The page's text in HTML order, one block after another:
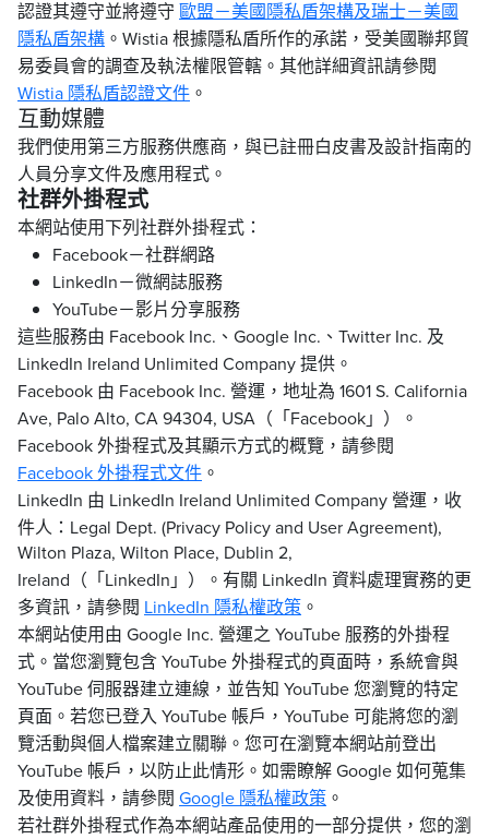
認證其遵守並將遵守 歐盟－美國隱私盾架構及瑞士－美國
隱私盾架構 。Wistia 根據隱私盾所作的承諾，受美國聯邦貿
易委員會的調查及執法權限管轄。其他詳細資訊請參閱
Wistia 隱私盾認證文件 。
互動媒體
我們使用第三方服務供應商，與已註冊白皮書及設計指南的
人員分享文件及應用程式。
社群外掛程式
本網站使用下列社群外掛程式：
Facebook－社群網路
LinkedIn－微網誌服務
YouTube－影片分享服務
這些服務由 Facebook Inc.、Google Inc.、Twitter Inc. 及
LinkedIn Ireland Unlimited Company 提供。
Facebook 由 Facebook Inc. 營運，地址為 1601 S. California
Ave, Palo Alto, CA 94304, USA（「Facebook」）。
Facebook 外掛程式及其顯示方式的概覽，請參閱
Facebook 外掛程式文件 。
LinkedIn 由 LinkedIn Ireland Unlimited Company 營運，收
件人：Legal Dept. (Privacy Policy and User Agreement),
Wilton Plaza, Wilton Place, Dublin 2,
Ireland（「LinkedIn」）。有關 LinkedIn 資料處理實務的更
多資訊，請參閱 LinkedIn 隱私權政策 。
本網站使用由 Google Inc. 營運之 YouTube 服務的外掛程
式。當您瀏覽包含 YouTube 外掛程式的頁面時，系統會與
YouTube 伺服器建立連線，並告知 YouTube 您瀏覽的特定
頁面。若您已登入 YouTube 帳戶，YouTube 可能將您的瀏
覽活動與個人檔案建立關聯。您可在瀏覽本網站前登出
YouTube 帳戶，以防止此情形。如需瞭解 Google 如何蒐集
及使用資料，請參閱 Google 隱私權政策 。
若社群外掛程式作為本網站產品使用的一部分提供，您的瀏